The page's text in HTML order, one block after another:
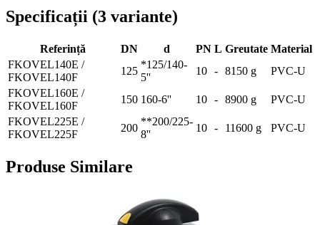
Specificații (3 variante)
Referință DN d PN L Greutate Material
FKOVEL140E /
FKOVEL140F
125
*125/140-
5''
10 - 8150 g
PVC-U
FKOVEL160E /
FKOVEL160F
150 160-6'' 10 - 8900 g
PVC-U
FKOVEL225E /
FKOVEL225F
200
**200/225-
8''
10 - 11600 g PVC-U
Produse Similare